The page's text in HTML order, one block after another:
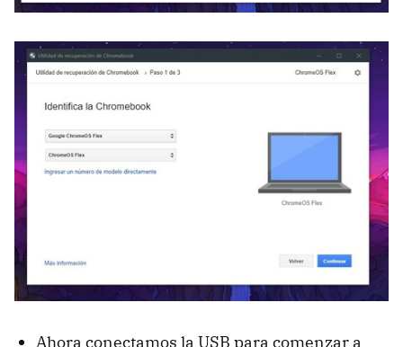
Ahora conectamos la USB para comenzar a